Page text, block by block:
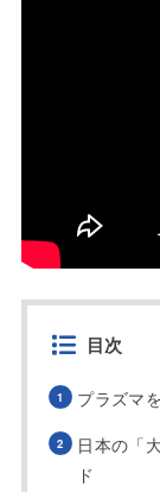
目次
プラズマ
日本の「
ド